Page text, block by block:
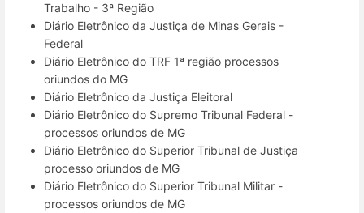
Trabalho - 3ª Região
Diário Eletrônico da Justiça de Minas Gerais -
Federal
Diário Eletrônico do TRF 1ª região processos
oriundos do MG
Diário Eletrônico da Justiça Eleitoral
Diário Eletrônico do Supremo Tribunal Federal -
processos oriundos de MG
Diário Eletrônico do Superior Tribunal de Justiça
processo oriundos de MG
Diário Eletrônico do Superior Tribunal Militar -
processos oriundos de MG